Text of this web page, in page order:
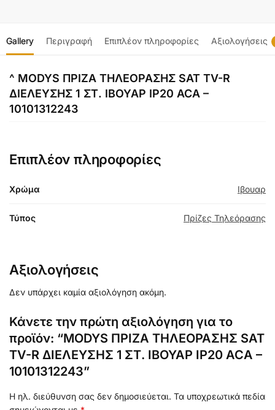
Gallery Περιγραφή Επιπλέον πληροφορίες Αξιολογήσεις
^ MODYS ΠΡΙΖΑ ΤΗΛΕΟΡΑΣΗΣ SAT ΤV-R
ΔΙΕΛΕΥΣΗΣ 1 ΣΤ. ΙΒΟΥΑΡ IP20 ACA –
10101312243
Επιπλέον πληροφορίες
Χρώμα Ιβουαρ
Τύπος Πρίζες Τηλεόρασης
Αξιολογήσεις
Δεν υπάρχει καμία αξιολόγηση ακόμη.
Κάνετε την πρώτη αξιολόγηση για το
προϊόν: “MODYS ΠΡΙΖΑ ΤΗΛΕΟΡΑΣΗΣ SAT
ΤV-R ΔΙΕΛΕΥΣΗΣ 1 ΣΤ. ΙΒΟΥΑΡ IP20 ACA –
10101312243”
Η ηλ. διεύθυνση σας δεν δημοσιεύεται. Τα υποχρεωτικά πεδία